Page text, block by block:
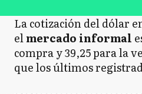
La cotización del dólar
elmercado informal
compra y 39,25 para la
que los últimos